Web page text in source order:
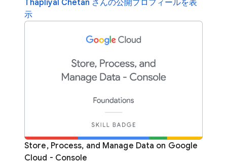
Thapliyal Chetan さんの公開プロフィールを表
示